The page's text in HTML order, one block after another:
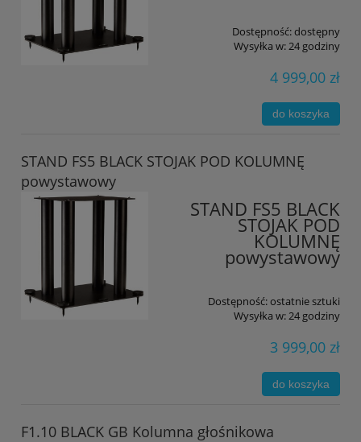
Dostępność:dostępny
Wysyłka w: 24 godziny
4 999,00 zł
do koszyka
STAND FS5 BLACK STOJAK POD KOLUMNĘ
powystawowy
STAND FS5 BLACK
STOJAK POD
KOLUMNĘ
powystawowy
Dostępność:ostatnie sztuki
Wysyłka w:24 godziny
3 999,00 zł
do koszyka
F1.10 BLACK GB Kolumna głośnikowa